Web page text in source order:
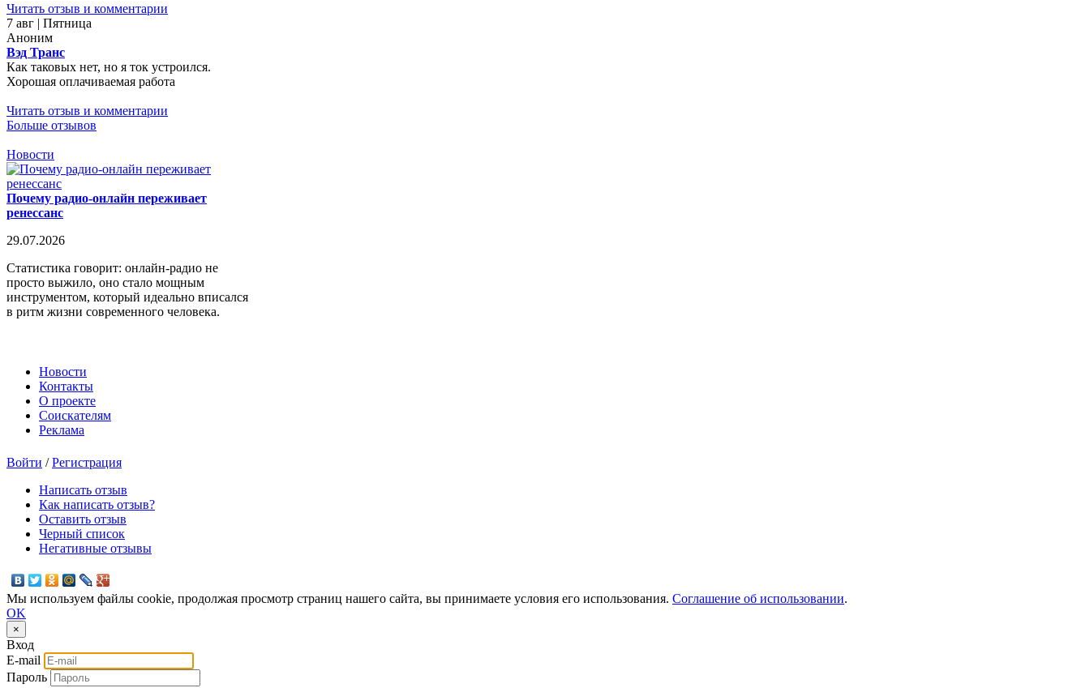
Читать отзыв и комментарии
7 авг | Пятница
Аноним
Вэд Транс
Как таковых нет, но я ток устроился.
Хорошая оплачиваемая работа
Читать отзыв и комментарии
Больше отзывов
Новости
Почему радио-онлайн переживает
ренессанс
29.07.2026
Статистика говорит: онлайн-радио не
просто выжило, оно стало мощным
инструментом, который идеально вписался
в ритм жизни современного человека.
Новости
Контакты
О проекте
Соискателям
Реклама
Войти /Регистрация
Написать отзыв
Как написать отзыв?
Оставить отзыв
Черный список
Негативные отзывы
Мы используем файлы cookie, продолжая просмотр страниц нашего сайта, вы принимаете условия его использования. Соглашение об использовании.
OK
×
Вход
E-mail
Пароль